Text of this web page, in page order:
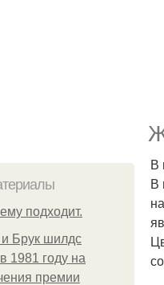
подходит.
Брук шилдс
1981 году на
премии
В
В